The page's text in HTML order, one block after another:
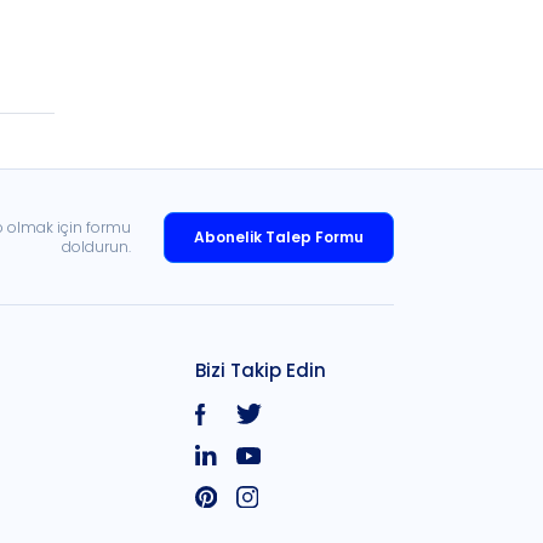
olmak için formu
doldurun.
Abonelik Talep Formu
Bizi Takip Edin